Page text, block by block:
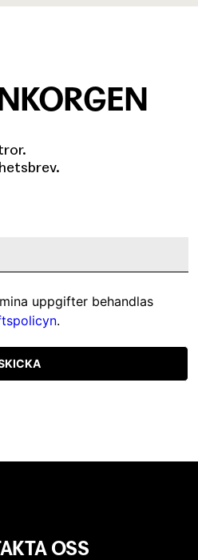
uppgifter behandlas
.
OSS